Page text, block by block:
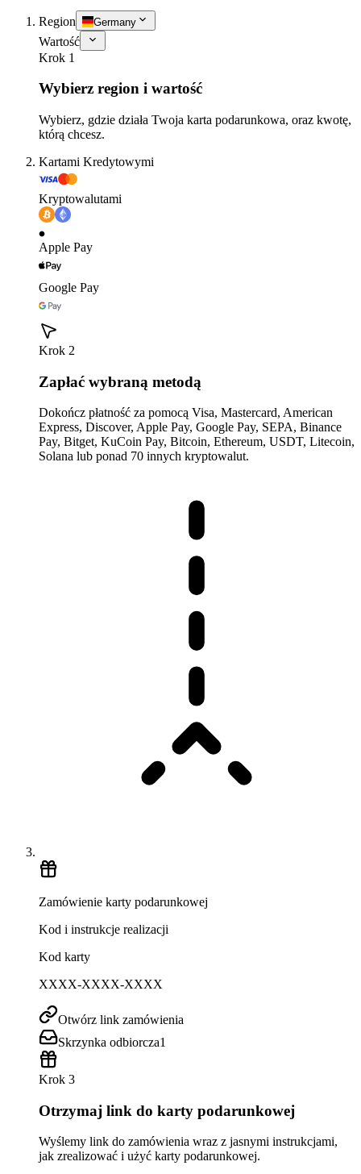
Region Germany
Wartość
Krok 1
Wybierz region i wartość
Wybierz, gdzie działa Twoja karta podarunkowa, oraz kwotę,
którą chcesz.
Kartami Kredytowymi
Kryptowalutami
Apple Pay
Google Pay
Krok 2
Zapłać wybraną metodą
Dokończ płatność za pomocą Visa, Mastercard, American
Express, Discover, Apple Pay, Google Pay, SEPA, Binance
Pay, Bitget, KuCoin Pay, Bitcoin, Ethereum, USDT, Litecoin,
Solana lub ponad 70 innych kryptowalut.
Zamówienie karty podarunkowej
Kod i instrukcje realizacji
Kod karty
XXXX-XXXX-XXXX
Otwórz link zamówienia
Skrzynka odbiorcza1
Krok 3
Otrzymaj link do karty podarunkowej
Wyślemy link do zamówienia wraz z jasnymi instrukcjami,
jak zrealizować i użyć karty podarunkowej.